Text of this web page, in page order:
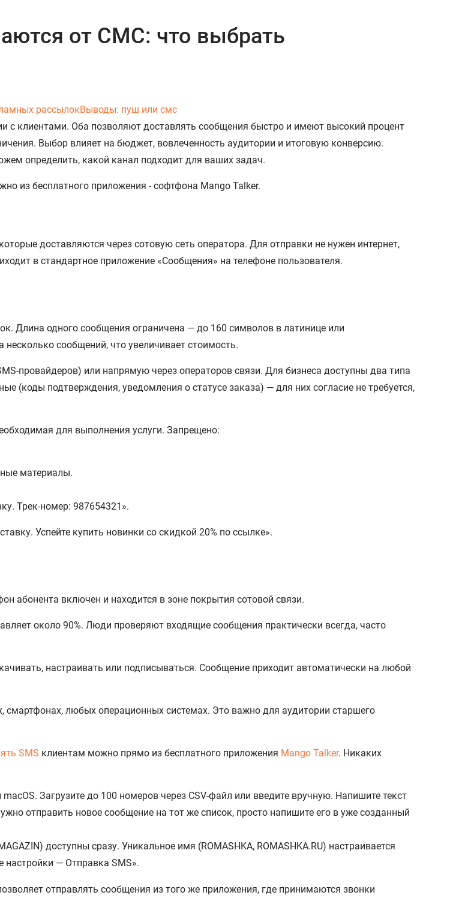
от СМС: что выбрать
рассылокВыводы: пуш или смс
с клиентами. Оба позволяют доставлять сообщения быстро и имеют высокий процент
Выбор влияет на бюджет, вовлеченность аудитории и итоговую конверсию.
определить, какой канал подходит для ваших задач.
доставляются через сотовую сеть оператора. Для отправки не нужен интернет,
в стандартное приложение «Сообщения» на телефоне пользователя.
Длина одного сообщения ограничена — до 160 символов в латинице или
сообщений, что увеличивает стоимость.
провайдеров) или напрямую через операторов связи. Для бизнеса доступны два типа
(коды подтверждения, уведомления о статусе заказа) — для них согласие не требуется,
для выполнения услуги. Запрещено:
материалы.
Трек-номер: 987654321».
Успейте купить новинки со скидкой 20% по ссылке».
абонента включен и находится в зоне покрытия сотовой связи.
около 90%. Люди проверяют входящие сообщения практически всегда, часто
настраивать или подписываться. Сообщение приходит автоматически на любой
любых операционных системах. Это важно для аудитории старшего
SMS клиентам можно прямо из бесплатного приложения Mango Talker. Никаких
Загрузите до 100 номеров через CSV-файл или введите вручную. Напишите текст
отправить новое сообщение на тот же список, просто напишите его в уже созданный
доступны сразу. Уникальное имя (ROMASHKA, ROMASHKA.RU) настраивается
— Отправка SMS».